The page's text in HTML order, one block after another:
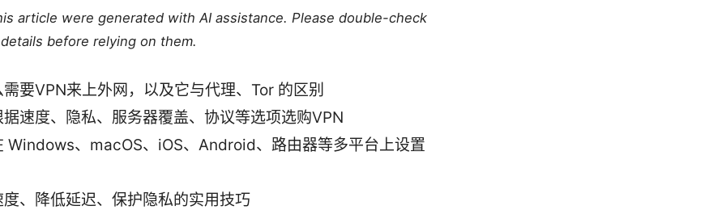
article were generated with AI assistance. Please double-check
before relying on them.
要VPN来上外网，以及它与代理、Tor 的区别
速度、隐私、服务器覆盖、协议等选项选购VPN
Windows、macOS、iOS、Android、路由器等多平台上设置
、降低延迟、保护隐私的实用技巧